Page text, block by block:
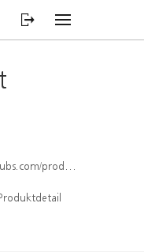
index/isin/CH1570510789